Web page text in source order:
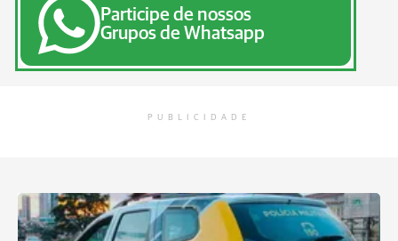
Participe de nossos
Grupos de Whatsapp
PUBLICIDADE